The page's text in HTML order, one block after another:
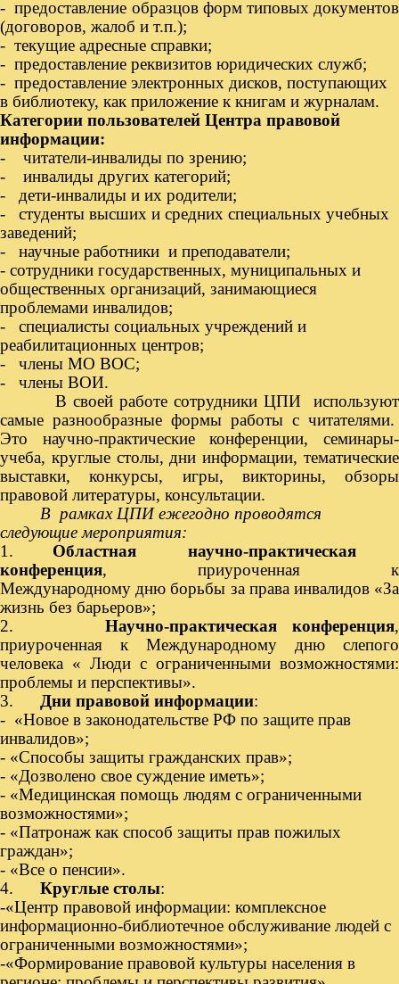
- предоставление образцов форм типовых документов
(договоров, жалоб и т.п.);
- текущие адресные справки;
- предоставление реквизитов юридических служб;
- предоставление электронных дисков, поступающих
в библиотеку, как приложение к книгам и журналам.
Категории пользователей Центра правовой
информации:
- читатели-инвалиды по зрению;
- инвалиды других категорий;
- дети-инвалиды и их родители;
- студенты высших и средних специальных учебных
заведений;
- научные работники и преподаватели;
- сотрудники государственных, муниципальных и
общественных организаций, занимающиеся
проблемами инвалидов;
- специалисты социальных учреждений и
реабилитационных центров;
- члены МО ВОС;
- члены ВОИ.
В своей работе сотрудники ЦПИ используют
самые разнообразные формы работы с читателями.
Это научно-практические конференции, семинары-
учеба, круглые столы, дни информации, тематические
выставки, конкурсы, игры, викторины, обзоры
правовой литературы, консультации.
В рамках ЦПИ ежегодно проводятся
следующие мероприятия:
1. Областная научно-практическая
конференция, приуроченная к
Международному дню борьбы за права инвалидов «За
жизнь без барьеров»;
2. Научно-практическая конференция,
приуроченная к Международному дню слепого
человека « Люди с ограниченными возможностями:
проблемы и перспективы».
3. Дни правовой информации:
- «Новое в законодательстве РФ по защите прав
инвалидов»;
- «Способы защиты гражданских прав»;
- «Дозволено свое суждение иметь»;
- «Медицинская помощь людям с ограниченными
возможностями»;
- «Патронаж как способ защиты прав пожилых
граждан»;
- «Все о пенсии».
4. Круглые столы:
-«Центр правовой информации: комплексное
информационно-библиотечное обслуживание людей с
ограниченными возможностями»;
-«Формирование правовой культуры населения в